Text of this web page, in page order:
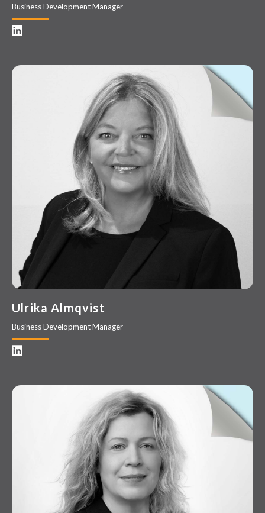
Business Development Manager
Ulrika Almqvist
Business Development Manager